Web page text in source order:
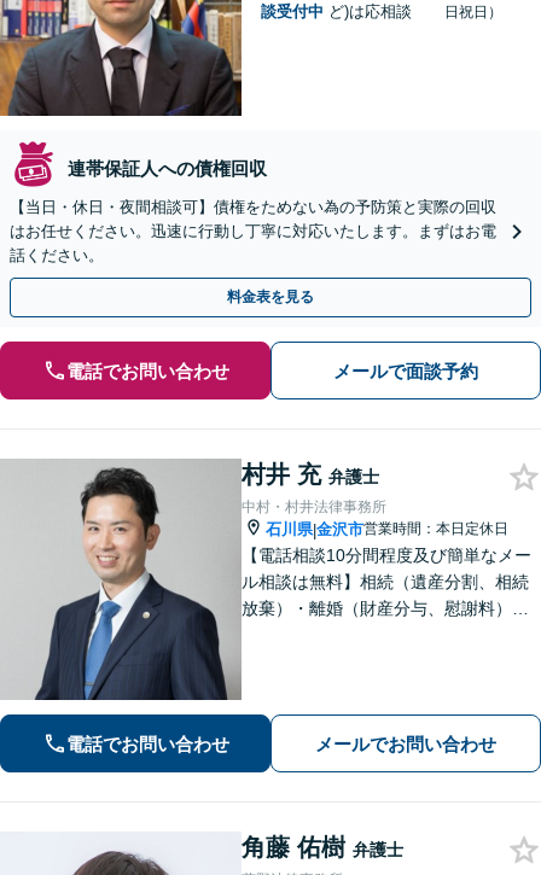
談受付中 ど)は応相談
日祝日）
連帯保証人への債権回収
【当日・休日・夜間相談可】債権をためない為の予防策と実際の回収
はお任せください。迅速に行動し丁寧に対応いたします。まずはお電
話ください。
料金表を見る
電話でお問い合わせ メールで面談予約
村井 充 弁護士
中村・村井法律事務所
石川県|金沢市営業時間：本日定休日
【電話相談10分間程度及び簡単なメー
ル相談は無料】相続（遺産分割、相続
放棄）・離婚（財産分与、慰謝料）・
やすい言葉での説明を心がけていま
電話でお問い合わせ メールでお問い合わせ
角藤 佑樹 弁護士